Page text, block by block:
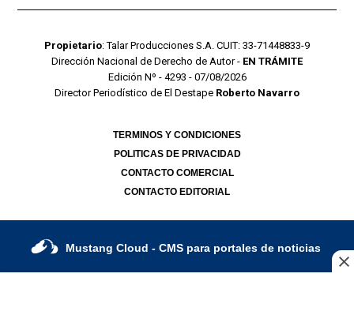
Propietario: Talar Producciones S.A. CUIT: 33-71448833-9
Dirección Nacional de Derecho de Autor - EN TRÁMITE
Edición Nº - 4293 - 07/08/2026
Director Periodístico de El Destape Roberto Navarro
TERMINOS Y CONDICIONES
POLITICAS DE PRIVACIDAD
CONTACTO COMERCIAL
CONTACTO EDITORIAL
Mustang Cloud - CMS para portales de noticias